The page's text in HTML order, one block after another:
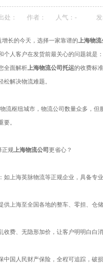
处： 作者： 人气： -
长的今天，选择一家靠谱的上海物流
个人客户在发货前最关心的问题就是
全面解析上海物流公司托运的收费标
松解决物流难题。
流枢纽城市，物流公司数量众多，但
。
规上海物流公司 更省心？
如上海英脉物流等正规企业，具备专
供上海至全国各地的整车、零担、仓
收费、无隐形加价，让客户明明白白消
中国人民财产保险，全程可追踪，破损